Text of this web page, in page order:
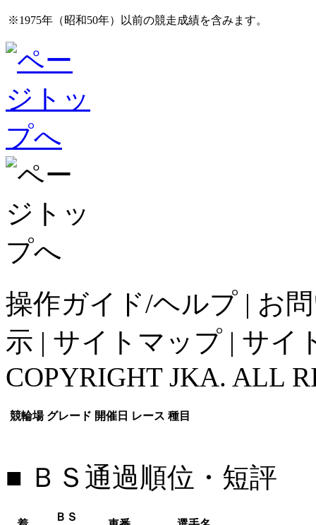
※1975年（昭和50年）以前の競走成績を含みます。
操作ガイド/ヘルプ | お
示 | サイトマップ | サイ
COPYRIGHT JKA. ALL
競輪場 グレード 開催日 レース 種目
■ ＢＳ通過順位・短評
ＢＳ